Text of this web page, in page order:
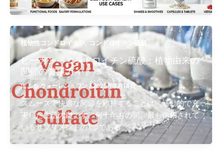
植物性コンドロイチン , コンドロイチン硫酸
ビーガン・コンドロイチン硫酸：植物由来の
関節の健康ガイド
による ウォーレン・ワン /2025年9月16日
スムーズで快適な関節を維持することは、活動的で充
実した生活の鍵です。何十年もの間、最も信頼されて
いるサプリメントの1つである